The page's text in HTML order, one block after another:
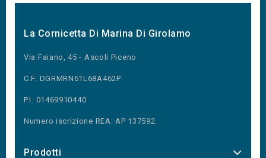
La Cornicetta Di Marina Di Girolamo
Via Faiano, 45 - Ascoli Piceno
C.F. DGRMRN61L68A462P
P.I. 01469910440
Numero iscrizione REA: AP 137592.
Prodotti